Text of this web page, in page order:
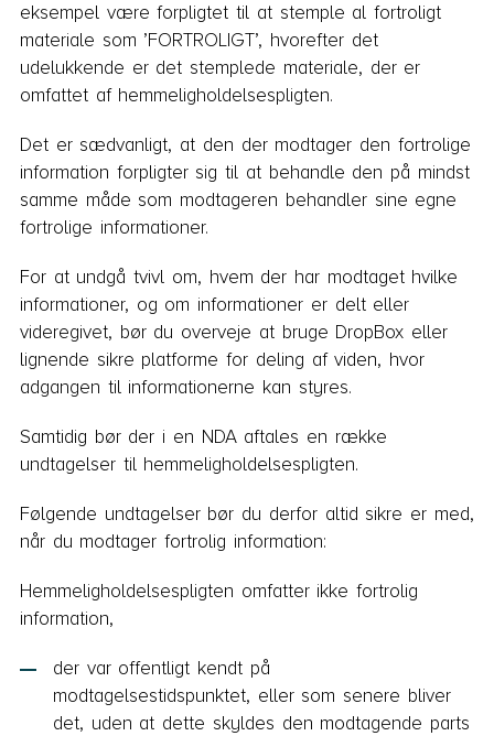
eksempel være forpligtet til at stemple al fortroligt
materiale som ’FORTROLIGT’, hvorefter det
udelukkende er det stemplede materiale, der er
omfattet af hemmeligholdelsespligten.
Det er sædvanligt, at den der modtager den fortrolige
information forpligter sig til at behandle den på mindst
samme måde som modtageren behandler sine egne
fortrolige informationer.
For at undgå tvivl om, hvem der har modtaget hvilke
informationer, og om informationer er delt eller
videregivet, bør du overveje at bruge DropBox eller
lignende sikre platforme for deling af viden, hvor
adgangen til informationerne kan styres.
Samtidig bør der i en NDA aftales en række
undtagelser til hemmeligholdelsespligten.
Følgende undtagelser bør du derfor altid sikre er med,
når du modtager fortrolig information:
Hemmeligholdelsespligten omfatter ikke fortrolig
information,
der var offentligt kendt på
modtagelsestidspunktet, eller som senere bliver
det, uden at dette skyldes den modtagende parts